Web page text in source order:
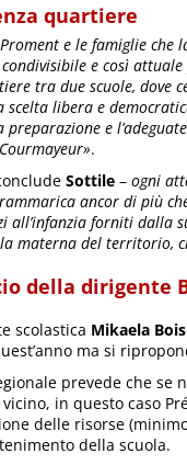
quartiere
e le famiglie
condivisibile e così
tra due scuole, dove
scelta libera e
preparazione e
.
Sottile – ogni
ancor di più
all’infanzia forniti dalla
materna del territorio,
della dirigente
scolastica Mikaela Bois
ma si
prevede che
in questo caso
delle risorse
della scuola.